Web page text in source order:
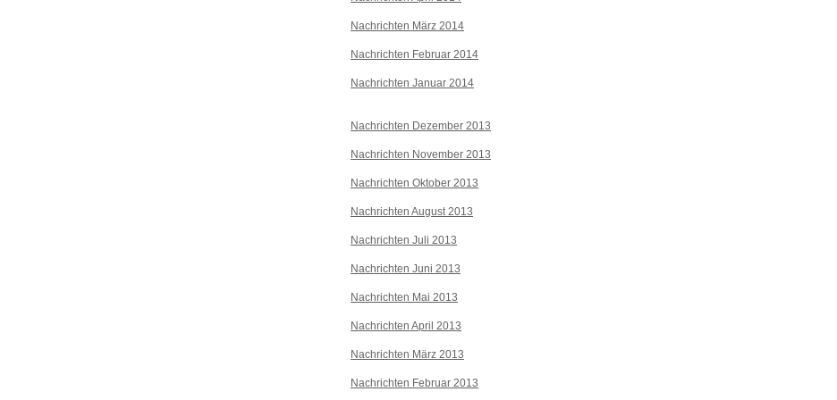
Nachrichten März 2014
Nachrichten Februar 2014
Nachrichten Januar 2014
Nachrichten Dezember 2013
Nachrichten November 2013
Nachrichten Oktober 2013
Nachrichten August 2013
Nachrichten Juli 2013
Nachrichten Juni 2013
Nachrichten Mai 2013
Nachrichten April 2013
Nachrichten März 2013
Nachrichten Februar 2013